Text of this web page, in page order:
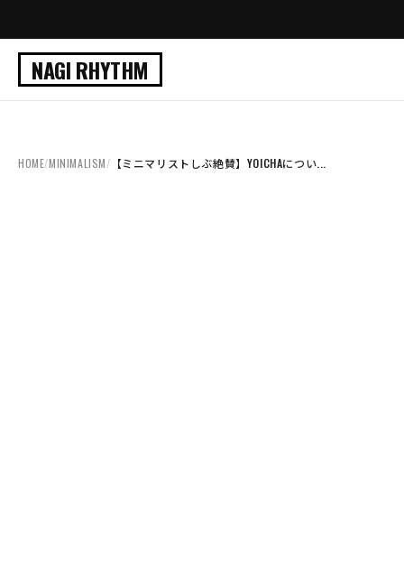
NAGI RHYTHM
HOME/MINIMALISM/ 【ミニマリストしぶ絶賛】YOICHAについ...